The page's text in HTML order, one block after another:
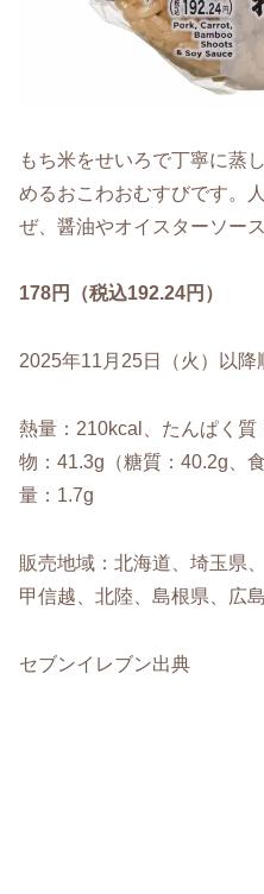
もち米をせいろで丁寧に蒸
めるおこわおむすびです。
ぜ、醤油やオイスターソー
178円（税込192.24円）
2025年11月25日（火）以降
熱量：210kcal、たんぱく
物：41.3g（糖質：40.2g、
量：1.7g
販売地域：北海道、埼玉県
甲信越、北陸、島根県、広
セブンイレブン出典